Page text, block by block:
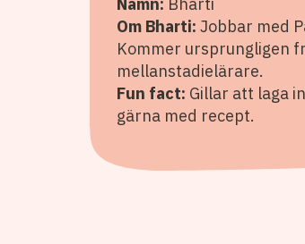
Om Bharti: Jobbar med
Kommer ursprungligen
mellanstadielärare.
Fun fact: Gillar att laga
gärna med recept.